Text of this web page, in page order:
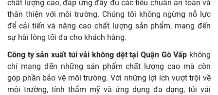
chất lượng cao, đáp ứng đầy đủ các tiêu chuẩn an toàn và
thân thiện với môi trường. Chúng tôi không ngừng nỗ lực
để cải tiến và nâng cao chất lượng sản phẩm, mang đến
sự hài lòng tối đa cho khách hàng.
Công ty sản xuất túi vải không dệt tại Quận Gò Vấp không
chỉ mang đến những sản phẩm chất lượng cao mà còn
góp phần bảo vệ môi trường. Với những lợi ích vượt trội về
môi trường, tính thẩm mỹ và ứng dụng đa dạng, túi vải